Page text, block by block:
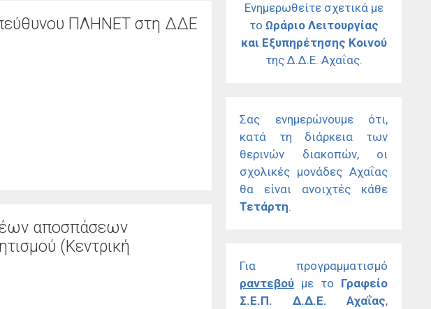
ΠΛΗΝΕΤ στη ΔΔΕ
αποσπάσεων
(Κεντρική
Ενημερωθείτε σχετικά με
το Ωράριο Λειτουργίας
και Εξυπηρέτησης Κοινού
της Δ.Δ.Ε. Αχαΐας.
Σας ενημερώνουμε ότι,
κατά τη διάρκεια των
θερινών διακοπών, οι
σχολικές μονάδες Αχαΐας
θα είναι ανοιχτές κάθε
Τετάρτη.
Για προγραμματισμό
ραντεβού με το Γραφείο
Σ.Ε.Π. Δ.Δ.Ε. Αχαΐας,